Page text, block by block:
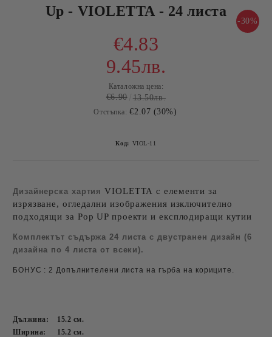
Up - VIOLETTA - 24 листа
-30%
€4.83
9.45лв.
Каталожна цена:
€6.90 13.50лв.
Отстъпка: €2.07 (30%)
Код: VIOL-11
Дизайнерска хартияVIOLETTA с елементи за
изрязване, огледални изображения изключително
подходящи за Pop UP проекти и експлодиращи кутии
Комплектът съдържа 24 листа с двустранен дизайн (6
дизайна по 4 листа от всеки).
БОНУС : 2 Допълнителени листа на гърба на кориците.
Дължина: 15.2 см.
Ширина:
15.2 см.